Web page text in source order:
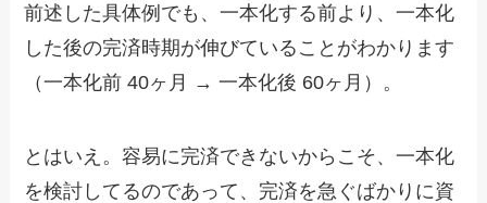
前述した具体例でも、一本化する前より、一本化
した後の完済時期が伸びていることがわかります
（一本化前 40ヶ月 → 一本化後 60ヶ月）。
とはいえ。容易に完済できないからこそ、一本化
を検討してるのであって、完済を急ぐばかりに資